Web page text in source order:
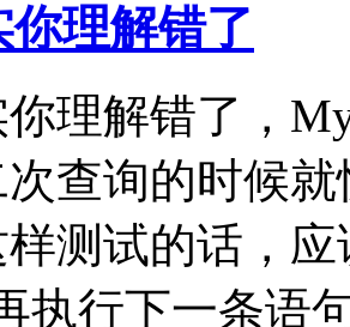
理解错了
理解错了，
次查询的时候
测试的话，
执行下一条语